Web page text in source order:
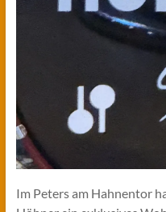
Im Peters am Hahnentor